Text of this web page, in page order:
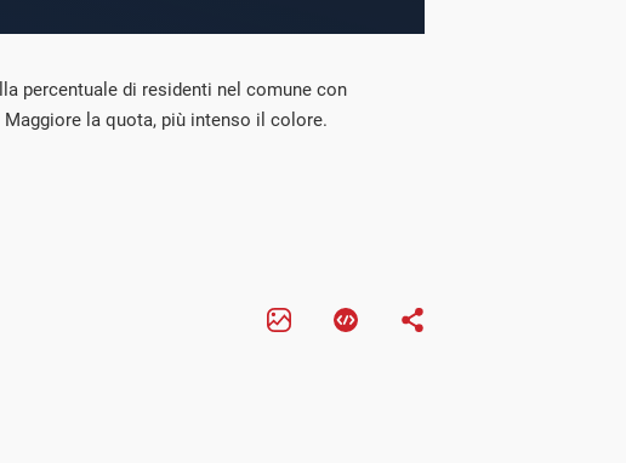
percentuale di residenti nel comune con
Maggiore la quota, più intenso il colore.